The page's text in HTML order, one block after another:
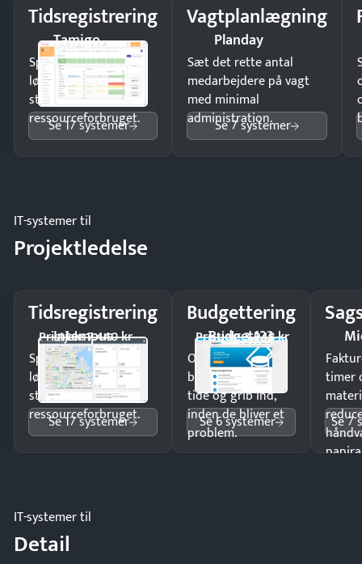
Tidsregistrering
Tamigo
Spar tid på
lønberegning og få
styr på
ressourceforbruget.
Se 17 systemer
Vagtplanlægning
Planday
Sæt det rette antal
medarbejdere på vagt
med minimal
administration.
Se 7 systemer
IT-systemer til
Projektledelse
Tidsregistrering
Intempus
Pristjek: 7.440 kr
Spar tid på
lønberegning og få
styr på
ressourceforbruget.
Se 17 systemer
Budgettering
Budget123
Pristjek: 3.948 kr
Opdag
budgetafvigelser i
tide og grib ind,
inden de bliver et
problem.
Se 6 systemer
timer
Se 7
IT-systemer til
Detail